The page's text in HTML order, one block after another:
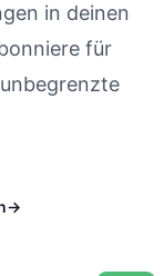
in deinen
für
→